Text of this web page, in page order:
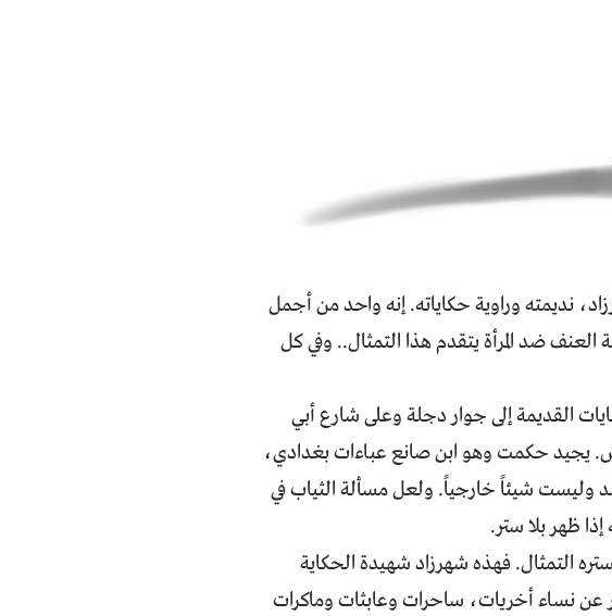
نديمته وراوية حكاياته. إنه واحد من أجمل
ضد المرأة يتقدم هذا التمثال.. وفي كل
القديمة إلى جوار دجلة وعلى شارع أبي
يجيد حكمت وهو ابن صانع عباءات بغدادي،
وليست شيئاً خارجياً. ولعل مسألة الثياب في
ظهر بلا ستر.
التمثال. فهذه شهرزاد شهيدة الحكاية
عن نساء أخريات، ساحرات وعابثات وماكرات